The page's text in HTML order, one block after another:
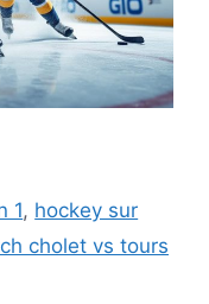
1, hockey sur
cholet vs tours